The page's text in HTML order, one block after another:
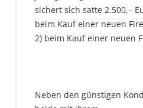
sichert sich satte 2.500,–
beim Kauf einer neuen
2) beim Kauf einer neuen
Neben den günstigen